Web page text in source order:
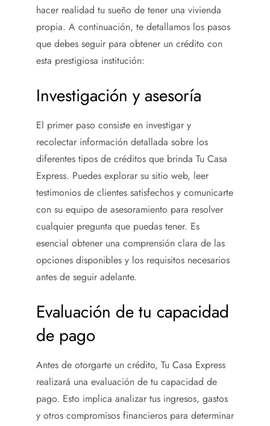
hacer realidad tu sueño de tener una vivienda
propia. A continuación, te detallamos los pasos
que debes seguir para obtener un crédito con
esta prestigiosa institución:
Investigación y asesoría
El primer paso consiste en investigar y
recolectar información detallada sobre los
diferentes tipos de créditos que brinda Tu Casa
Express. Puedes explorar su sitio web, leer
testimonios de clientes satisfechos y comunicarte
con su equipo de asesoramiento para resolver
cualquier pregunta que puedas tener. Es
esencial obtener una comprensión clara de las
opciones disponibles y los requisitos necesarios
antes de seguir adelante.
Evaluación de tu capacidad
de pago
Antes de otorgarte un crédito, Tu Casa Express
realizará una evaluación de tu capacidad de
pago. Esto implica analizar tus ingresos, gastos
y otros compromisos financieros para determinar